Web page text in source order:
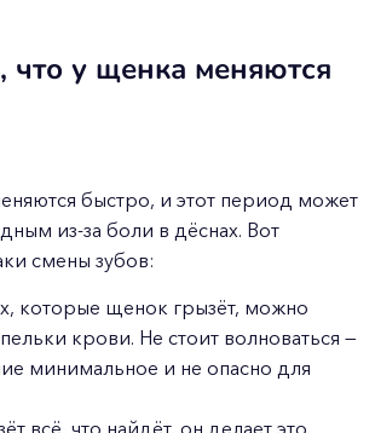
что у щенка меняются
быстро, и этот период может
из-за боли в дёснах. Вот
смены зубов:
которые щенок грызёт, можно
крови. Не стоит волноваться —
минимальное и не опасно для